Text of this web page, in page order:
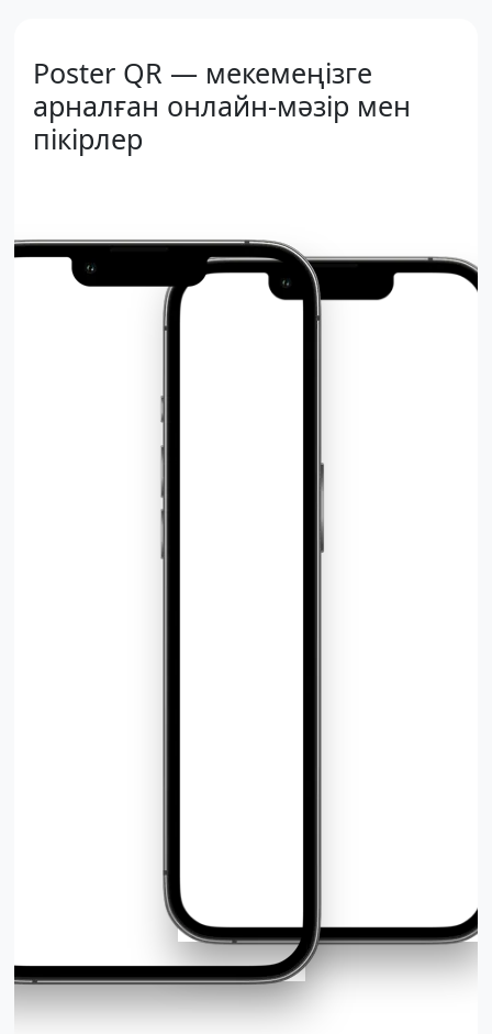
Poster QR — мекемеңізге
арналған онлайн-мәзір мен
пікірлер